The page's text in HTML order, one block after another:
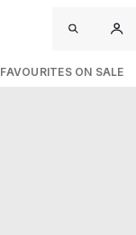
FAVOURITES ON SALE